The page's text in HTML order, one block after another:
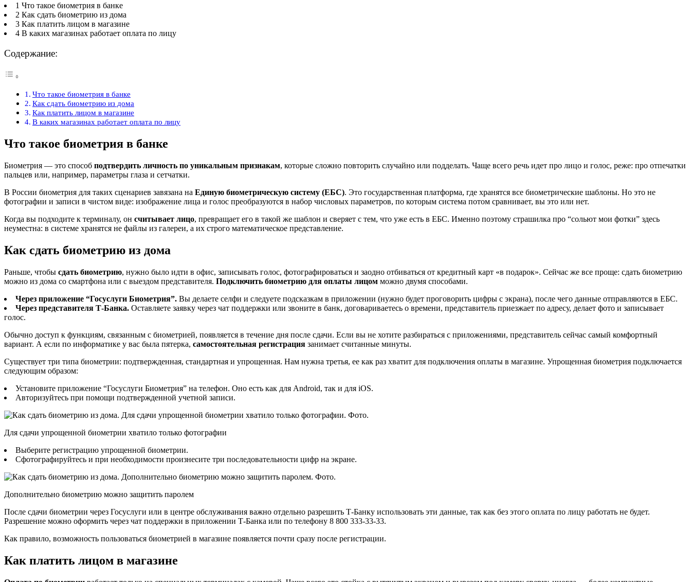
1 Что такое биометрия в банке
2 Как сдать биометрию из дома
3 Как платить лицом в магазине
4 В каких магазинах работает оплата по лицу
Содержание:
Что такое биометрия в банке
Как сдать биометрию из дома
Как платить лицом в магазине
В каких магазинах работает оплата по лицу
Что такое биометрия в банке
Биометрия — это способ подтвердить личность по уникальным признакам, которые сложно повторить случайно или подделать. Чаще всего речь идет про лицо и голос, реже: про отпечатки
пальцев или, например, параметры глаза и сетчатки.
В России биометрия для таких сценариев завязана на Единую биометрическую систему (ЕБС). Это государственная платформа, где хранятся все биометрические шаблоны. Но это не
фотографии и записи в чистом виде: изображение лица и голос преобразуются в набор числовых параметров, по которым система потом сравнивает, вы это или нет.
Когда вы подходите к терминалу, он считывает лицо, превращает его в такой же шаблон и сверяет с тем, что уже есть в ЕБС. Именно поэтому страшилка про “сольют мои фотки” здесь
неуместна: в системе хранятся не файлы из галереи, а их строго математическое представление.
Как сдать биометрию из дома
Раньше, чтобы сдать биометрию, нужно было идти в офис, записывать голос, фотографироваться и заодно отбиваться от кредитный карт «в подарок». Сейчас же все проще: сдать биометрию
можно из дома со смартфона или с выездом представителя. Подключить биометрию для оплаты лицом можно двумя способами.
Через приложение “Госуслуги Биометрия”. Вы делаете селфи и следуете подсказкам в приложении (нужно будет проговорить цифры с экрана), после чего данные отправляются в ЕБС.
Через представителя Т-Банка. Оставляете заявку через чат поддержки или звоните в банк, договариваетесь о времени, представитель приезжает по адресу, делает фото и записывает
голос.
Обычно доступ к функциям, связанным с биометрией, появляется в течение дня после сдачи. Если вы не хотите разбираться с приложениями, представитель сейчас самый комфортный
вариант. А если по информатике у вас была пятерка, самостоятельная регистрация занимает считанные минуты.
Существует три типа биометрии: подтвержденная, стандартная и упрощенная. Нам нужна третья, ее как раз хватит для подключения оплаты в магазине. Упрощенная биометрия подключается
следующим образом:
Установите приложение “Госуслуги Биометрия” на телефон. Оно есть как для Android, так и для iOS.
Авторизуйтесь при помощи подтвержденной учетной записи.
Для сдачи упрощенной биометрии хватило только фотографии
Выберите регистрацию упрощенной биометрии.
Сфотографируйтесь и при необходимости произнесите три последовательности цифр на экране.
Дополнительно биометрию можно защитить паролем
После сдачи биометрии через Госуслуги или в центре обслуживания важно отдельно разрешить Т-Банку использовать эти данные, так как без этого оплата по лицу работать не будет.
Разрешение можно оформить через чат поддержки в приложении Т-Банка или по телефону 8 800 333-33-33.
Как правило, возможность пользоваться биометрией в магазине появляется почти сразу после регистрации.
Как платить лицом в магазине